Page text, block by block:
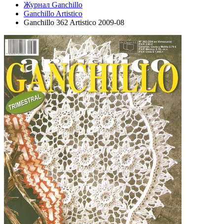
Журнал Ganchillo
Ganchillo Artistico
Ganchillo 362 Artistico 2009-08